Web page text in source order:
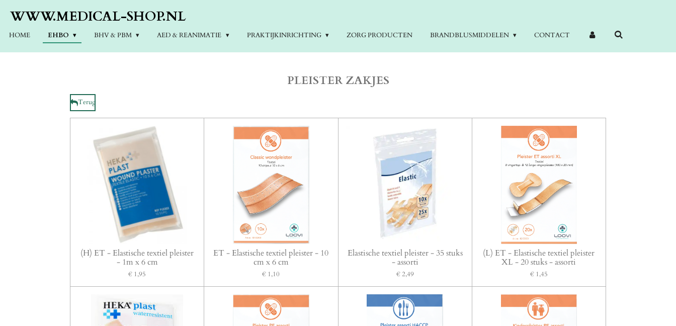
direct
de
WWW.MEDICAL-SHOP.NL
HOME EHBO BHV & PBM AED & REANIMATIE PRAKTIJKINRICHTING ZORG PRODUCTEN BRANDBLUSMIDDELEN CONTACT
PLEISTER ZAKJES
Terug
(H) ET - Elastische textiel pleister
- 1m x 6 cm
€ 1,95
ET - Elastische textiel pleister - 10
cm x 6 cm
€ 1,10
Elastische textiel pleister - 35 stuks
- assorti
€ 2,49
(L) ET - Elastische textiel pleister
XL - 20 stuks - assorti
€ 1,45